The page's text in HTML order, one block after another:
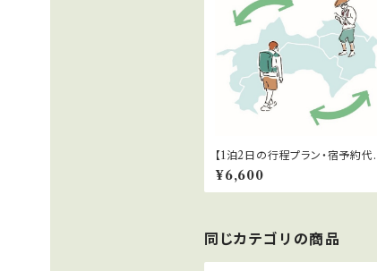
【1泊2日の行程プラン・宿予約代
行】お遍路行程計画サポート
¥6,600
同じカテゴリの商品